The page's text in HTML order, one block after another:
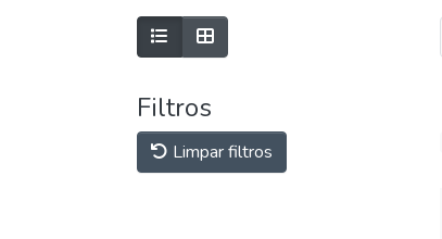
Filtros
Limpar filtros